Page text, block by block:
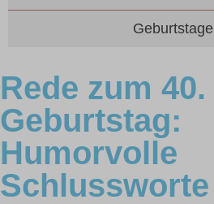
Geburtstage
Rede zum 40.
Geburtstag:
Humorvolle
Schlussworte